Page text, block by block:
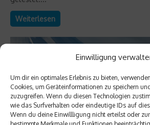
Einwilligung
Um dir ein optimales Erlebnis zu bieten,
Cookies, um Geräteinformationen zu speichern
zuzugreifen. Wenn du diesen Technologien
wie das Surfverhalten oder eindeutige IDs auf
Wenn du deine Einwillligung nicht erteilst oder
bestimmte Merkmale und Funktionen
Weiterlesen